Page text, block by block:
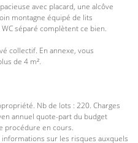
avec placard, une alcôve
montagne équipé de lits
séparé complètent ce bien.
collectif. En annexe, vous
de 4 m².
Nb de lots : 220. Charges
annuel quote-part du budget
procédure en cours.
sur les risques auxquels